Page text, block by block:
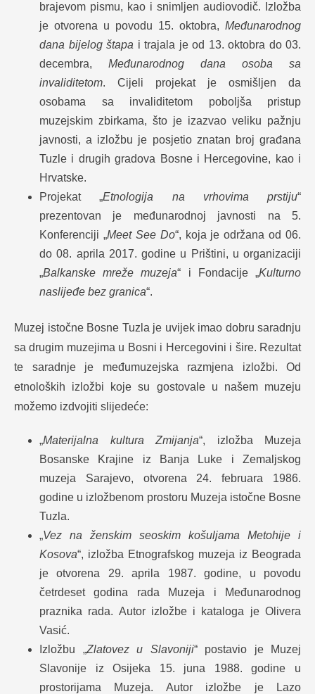
brajevom pismu, kao i snimljen audiovodič. Izložba
je otvorena u povodu 15. oktobra, Međunarodnog
dana bijelog štapa i trajala je od 13. oktobra do 03.
decembra, Međunarodnog dana osoba sa
invaliditetom. Cijeli projekat je osmišljen da
osobama sa invaliditetom poboljša pristup
muzejskim zbirkama, što je izazvao veliku pažnju
javnosti, a izložbu je posjetio znatan broj građana
Tuzle i drugih gradova Bosne i Hercegovine, kao i
Hrvatske.
Projekat „Etnologija na vrhovima prstiju“
prezentovan je međunarodnoj javnosti na 5.
Konferenciji „Meet See Do“, koja je održana od 06.
do 08. aprila 2017. godine u Prištini, u organizaciji
„Balkanske mreže muzeja“ i Fondacije „Kulturno
naslijeđe bez granica“.
Muzej istočne Bosne Tuzla je uvijek imao dobru saradnju
sa drugim muzejima u Bosni i Hercegovini i šire. Rezultat
te saradnje je međumuzejska razmjena izložbi. Od
etnoloških izložbi koje su gostovale u našem muzeju
možemo izdvojiti slijedeće:
„Materijalna kultura Zmijanja“, izložba Muzeja
Bosanske Krajine iz Banja Luke i Zemaljskog
muzeja Sarajevo, otvorena 24. februara 1986.
godine u izložbenom prostoru Muzeja istočne Bosne
Tuzla.
„Vez na ženskim seoskim košuljama Metohije i
Kosova“, izložba Etnografskog muzeja iz Beograda
je otvorena 29. aprila 1987. godine, u povodu
četrdeset godina rada Muzeja i Međunarodnog
praznika rada. Autor izložbe i kataloga je Olivera
Vasić.
Izložbu „Zlatovez u Slavoniji“ postavio je Muzej
Slavonije iz Osijeka 15. juna 1988. godine u
prostorijama Muzeja. Autor izložbe je Lazo